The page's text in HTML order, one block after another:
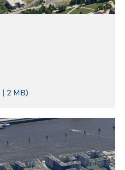
2 MB)